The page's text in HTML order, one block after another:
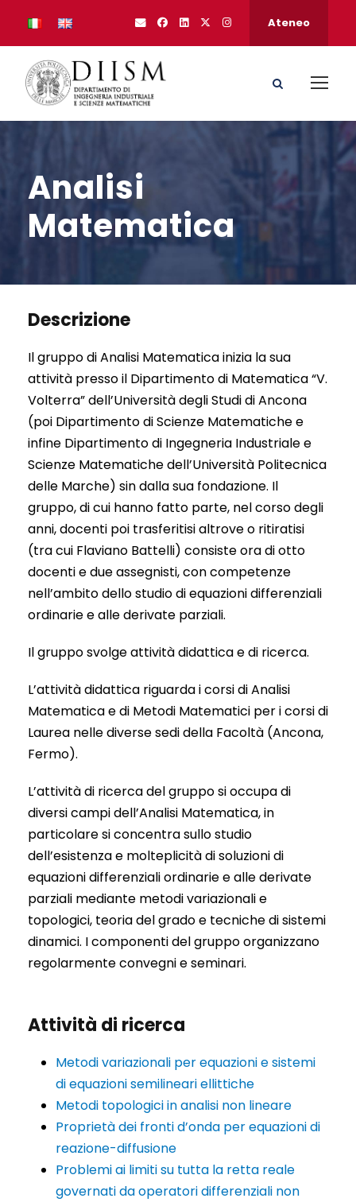
Ateneo
Analisi
Matematica
Descrizione
Il gruppo di Analisi Matematica inizia la sua
attività presso il Dipartimento di Matematica “V.
Volterra” dell’Università degli Studi di Ancona
(poi Dipartimento di Scienze Matematiche e
infine Dipartimento di Ingegneria Industriale e
Scienze Matematiche dell’Università Politecnica
delle Marche) sin dalla sua fondazione. Il
gruppo, di cui hanno fatto parte, nel corso degli
anni, docenti poi trasferitisi altrove o ritiratisi
(tra cui Flaviano Battelli) consiste ora di otto
docenti e due assegnisti, con competenze
nell’ambito dello studio di equazioni differenziali
ordinarie e alle derivate parziali.
Il gruppo svolge attività didattica e di ricerca.
L’attività didattica riguarda i corsi di Analisi
Matematica e di Metodi Matematici per i corsi di
Laurea nelle diverse sedi della Facoltà (Ancona,
Fermo).
L’attività di ricerca del gruppo si occupa di
diversi campi dell’Analisi Matematica, in
particolare si concentra sullo studio
dell’esistenza e molteplicità di soluzioni di
equazioni differenziali ordinarie e alle derivate
parziali mediante metodi variazionali e
topologici, teoria del grado e tecniche di sistemi
dinamici. I componenti del gruppo organizzano
regolarmente convegni e seminari.
Attività di ricerca
Metodi variazionali per equazioni e sistemi
di equazioni semilineari ellittiche
Metodi topologici in analisi non lineare
Proprietà dei fronti d’onda per equazioni di
reazione-diffusione
Problemi ai limiti su tutta la retta reale
governati da operatori differenziali non